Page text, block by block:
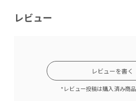
レビュー
レビューを書く
*レビュー投稿は購入済み商